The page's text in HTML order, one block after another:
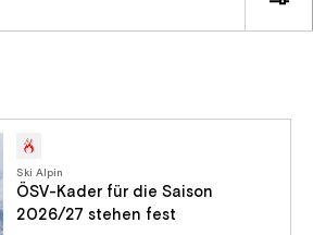
Ski Alpin
ÖSV-Kader für die Saison
2026/27 stehen fest